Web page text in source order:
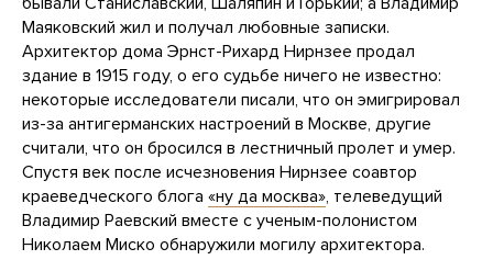
Маяковский жил и получал любовные записки.
Архитектор дома Эрнст-Рихард Нирнзее продал
здание в 1915 году, о его судьбе ничего не известно:
некоторые исследователи писали, что он эмигрировал
из-за антигерманских настроений в Москве, другие
считали, что он бросился в лестничный пролет и умер.
Спустя век после исчезновения Нирнзее соавтор
краеведческого блога «ну да москва», телеведущий
Владимир Раевский вместе с ученым-полонистом
Николаем Миско обнаружили могилу архитектора.